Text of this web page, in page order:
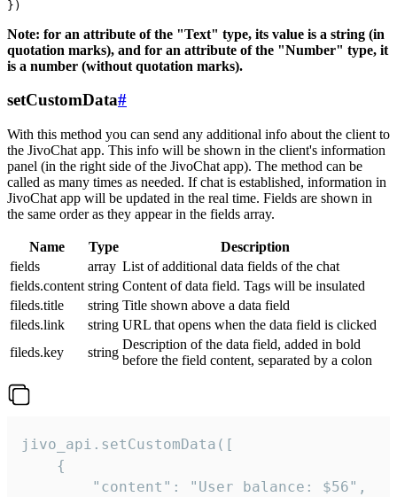
Note: for an attribute of the "Text" type, its value is a string (in
quotation marks), and for an attribute of the "Number" type, it
is a number (without quotation marks).
setCustomData#
With this method you can send any additional info about the client to
the JivoChat app. This info will be shown in the client's information
panel (in the right side of the JivoChat app). The method can be
called as many times as needed. If chat is established, information in
JivoChat app will be updated in the real time. Fields are shown in
the same order as they appear in the fields array.
Name Type
Description
fields
array List of additional data fields of the chat
fields.content string Content of data field. Tags will be insulated
fileds.title
string Title shown above a data field
fileds.link
string URL that opens when the data field is clicked
fileds.key
string
Description of the data field, added in bold
before the field content, separated by a colon
jivo_api.setCustomData([
    {
        "content": "User balance: $56",